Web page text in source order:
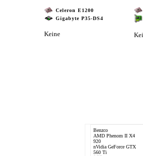
Celeron E1200
Gigabyte P35-DS4
Keine
Benzco
AMD Phenom II X4
920
nVidia GeForce GTX
560 Ti